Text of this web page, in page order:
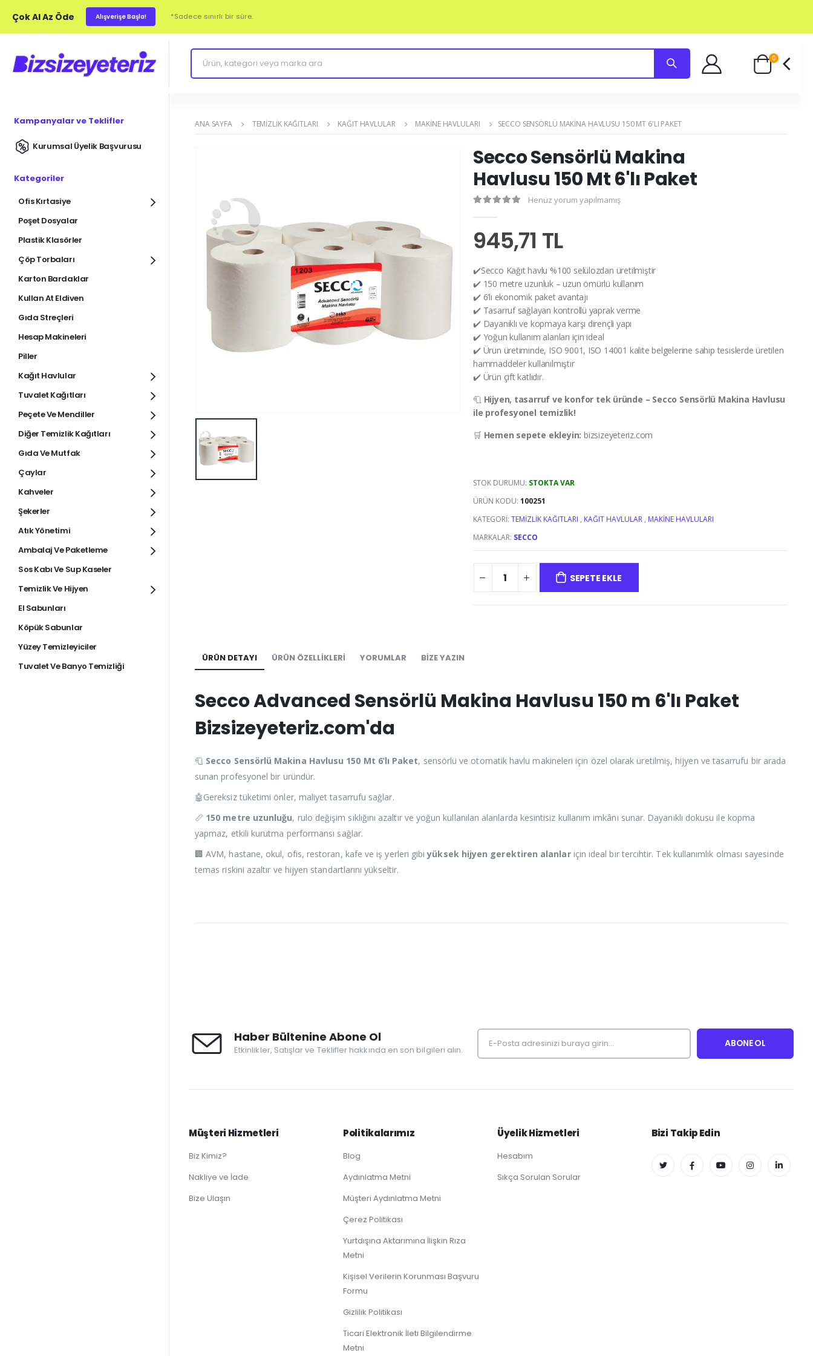
Çok Al Az Öde Alışverişe Başla! *Sadece sınırlı bir süre.
0
Kampanyalar ve Teklifler
Kurumsal Üyelik Başvurusu
Kategoriler
Ofis Kırtasiye
Poşet Dosyalar
Plastik Klasörler
Çöp Torbaları
Karton Bardaklar
Kullan At Eldiven
Gıda Streçleri
Hesap Makineleri
Piller
Kağıt Havlular
Tuvalet Kağıtları
Peçete Ve Mendiller
Diğer Temizlik Kağıtları
Gıda Ve Mutfak
Çaylar
Kahveler
Şekerler
Atık Yönetimi
Ambalaj Ve Paketleme
Sos Kabı Ve Sup Kaseler
Temizlik Ve Hijyen
El Sabunları
Köpük Sabunlar
Yüzey Temizleyiciler
Tuvalet Ve Banyo Temizliği
ANA SAYFA TEMIZLIK KAĞITLARI KAĞIT HAVLULAR MAKINE HAVLULARI SECCO SENSÖRLÜ MAKINA HAVLUSU 150 MT 6'LI PAKET
Secco Sensörlü Makina
Havlusu 150 Mt 6'lı Paket
Henüz yorum yapılmamış
945,71 TL
✔️Secco Kağıt havlu %100 selülozdan üretilmiştir
✔️ 150 metre uzunluk – uzun ömürlü kullanım
✔️ 6’lı ekonomik paket avantajı
✔️ Tasarruf sağlayan kontrollü yaprak verme
✔️ Dayanıklı ve kopmaya karşı dirençli yapı
✔️ Yoğun kullanım alanları için ideal
✔️ Ürün üretiminde, ISO 9001, ISO 14001 kalite belgelerine sahip tesislerde üretilen
hammaddeler kullanılmıştır
✔️ Ürün çift katlıdır.
🧻 Hijyen, tasarruf ve konfor tek üründe – Secco Sensörlü Makina Havlusu
ile profesyonel temizlik!
🛒 Hemen sepete ekleyin: bizsizeyeteriz.com
STOK DURUMU: STOKTA VAR
ÜRÜN KODU:100251
KATEGORI:TEMIZLIK KAĞITLARI , KAĞIT HAVLULAR , MAKINE HAVLULARI
MARKALAR: SECCO
SEPETE EKLE
ÜRÜN DETAYI ÜRÜN ÖZELLIKLERI YORUMLAR BIZE YAZIN
Secco Advanced Sensörlü Makina Havlusu 150 m 6'lı Paket
Bizsizeyeteriz.com'da
🧻 Secco Sensörlü Makina Havlusu 150 Mt 6’lı Paket, sensörlü ve otomatik havlu makineleri için özel olarak üretilmiş, hijyen ve tasarrufu bir arada
sunan profesyonel bir üründür.
🤖Gereksiz tüketimi önler, maliyet tasarrufu sağlar.
📏 150 metre uzunluğu, rulo değişim sıklığını azaltır ve yoğun kullanılan alanlarda kesintisiz kullanım imkânı sunar. Dayanıklı dokusu ile kopma
yapmaz, etkili kurutma performansı sağlar.
🏢 AVM, hastane, okul, ofis, restoran, kafe ve iş yerleri gibiyüksek hijyen gerektiren alanlariçin ideal bir tercihtir. Tek kullanımlık olması sayesinde
temas riskini azaltır ve hijyen standartlarını yükseltir.
Haber Bültenine Abone Ol
Etkinlikler, Satışlar ve Teklifler hakkında en son bilgileri alın.
Müşteri Hizmetleri
Biz Kimiz?
Nakliye ve İade
Bize Ulaşın
Politikalarımız
Blog
Aydınlatma Metni
Müşteri Aydınlatma Metni
Çerez Politikası
Yurtdışına Aktarımına İlişkin Rıza
Metni
Kişisel Verilerin Korunması Başvuru
Formu
Gizlilik Politikası
Ticari Elektronik İleti Bilgilendirme
Metni
Üyelik Hizmetleri
Hesabım
Sıkça Sorulan Sorular
Bizi Takip Edin